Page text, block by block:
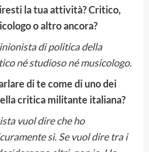
la tua attività? Critico,
o altro ancora?
di politica della
né studioso né musicologo.
di te come di uno dei
critica militante italiana?
vuol dire che ho
sì. Se vuol dire tra i